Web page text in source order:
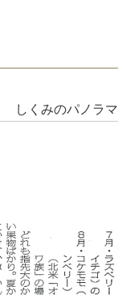
しくみのパノラマ